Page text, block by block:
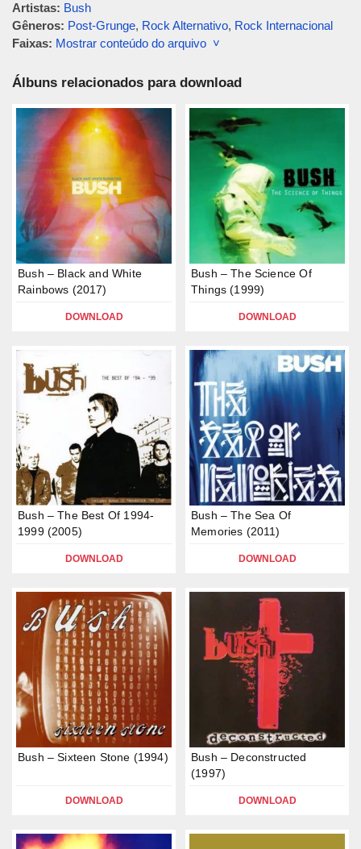
Artistas: Bush
Gêneros: Post-Grunge, Rock Alternativo, Rock Internacional
Faixas: Mostrar conteúdo do arquivo ˅
Álbuns relacionados para download
Bush – Black and White
Rainbows (2017)
DOWNLOAD
Bush – The Science Of
Things (1999)
DOWNLOAD
Bush – The Best Of 1994-
1999 (2005)
DOWNLOAD
Bush – The Sea Of
Memories (2011)
DOWNLOAD
Bush – Sixteen Stone (1994)
DOWNLOAD
Bush – Deconstructed
(1997)
DOWNLOAD